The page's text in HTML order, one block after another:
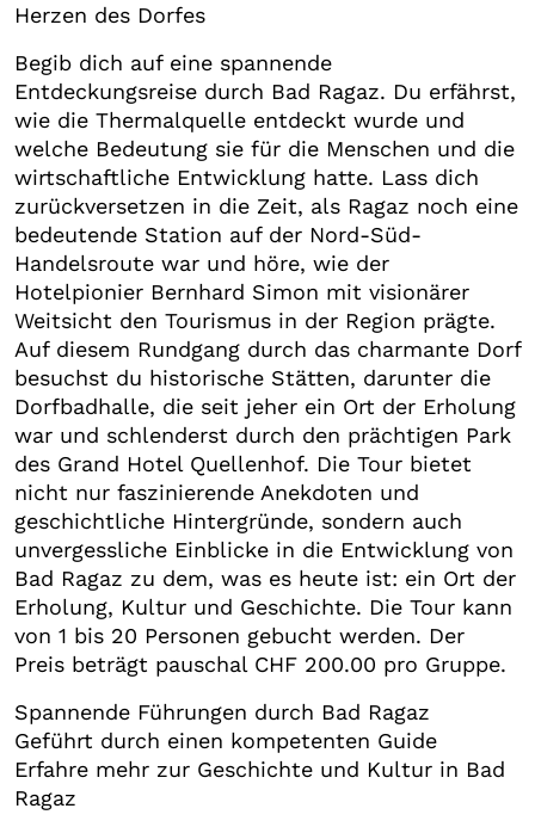
Herzen des Dorfes
Begib dich auf eine spannende
Entdeckungsreise durch Bad Ragaz. Du erfährst,
wie die Thermalquelle entdeckt wurde und
welche Bedeutung sie für die Menschen und die
wirtschaftliche Entwicklung hatte. Lass dich
zurückversetzen in die Zeit, als Ragaz noch eine
bedeutende Station auf der Nord-Süd-
Handelsroute war und höre, wie der
Hotelpionier Bernhard Simon mit visionärer
Weitsicht den Tourismus in der Region prägte.
Auf diesem Rundgang durch das charmante Dorf
besuchst du historische Stätten, darunter die
Dorfbadhalle, die seit jeher ein Ort der Erholung
war und schlenderst durch den prächtigen Park
des Grand Hotel Quellenhof. Die Tour bietet
nicht nur faszinierende Anekdoten und
geschichtliche Hintergründe, sondern auch
unvergessliche Einblicke in die Entwicklung von
Bad Ragaz zu dem, was es heute ist: ein Ort der
Erholung, Kultur und Geschichte. Die Tour kann
von 1 bis 20 Personen gebucht werden. Der
Preis beträgt pauschal CHF 200.00 pro Gruppe.
Spannende Führungen durch Bad Ragaz
Geführt durch einen kompetenten Guide
Erfahre mehr zur Geschichte und Kultur in Bad
Ragaz